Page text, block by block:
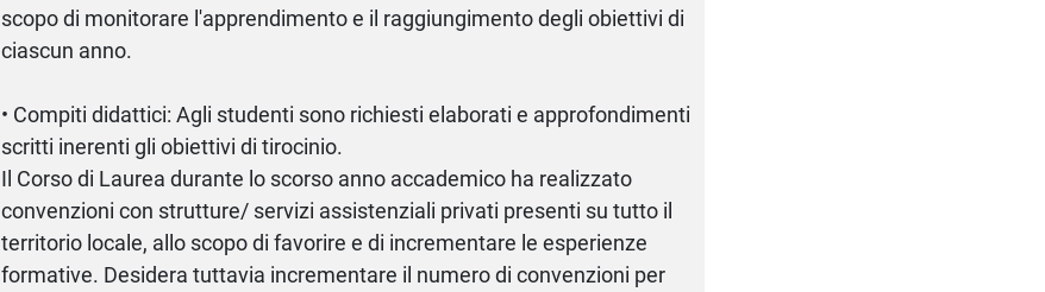
scopo di monitorare l'apprendimento e il raggiungimento degli obiettivi di
ciascun anno.
• Compiti didattici: Agli studenti sono richiesti elaborati e approfondimenti
scritti inerenti gli obiettivi di tirocinio.
Il Corso di Laurea durante lo scorso anno accademico ha realizzato
convenzioni con strutture/ servizi assistenziali privati presenti su tutto il
territorio locale, allo scopo di favorire e di incrementare le esperienze
formative. Desidera tuttavia incrementare il numero di convenzioni per